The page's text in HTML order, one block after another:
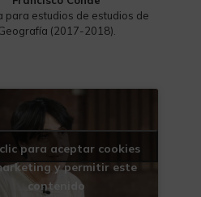
para estudios de estudios de
(2017-2018).
para aceptar cookies
y permitir este
contenido